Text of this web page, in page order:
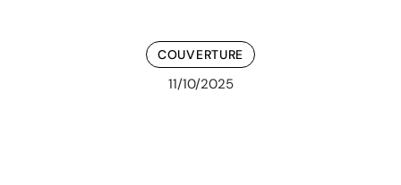
COUVERTURE
11/10/2025